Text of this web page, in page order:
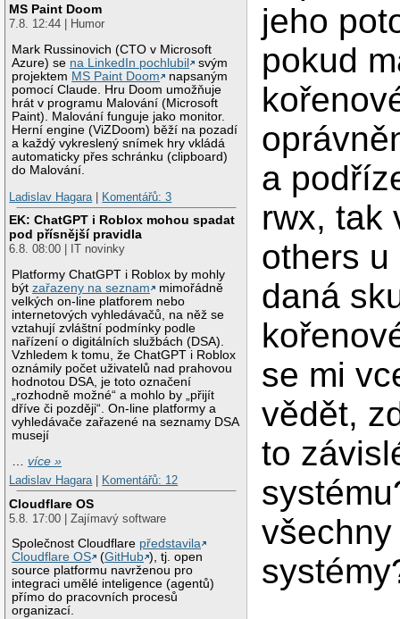
MS Paint Doom
7.8. 12:44 | Humor
Mark Russinovich (CTO v Microsoft
Azure) se na LinkedIn pochlubil
svým
projektem MS Paint Doom
napsaným
pomocí Claude. Hru Doom umožňuje
hrát v programu Malování (Microsoft
Paint). Malování funguje jako monitor.
Herní engine (ViZDoom) běží na pozadí
a každý vykreslený snímek hry vkládá
automaticky přes schránku (clipboard)
do Malování.
Ladislav Hagara | Komentářů: 3
EK: ChatGPT i Roblox mohou spadat
pod přísnější pravidla
6.8. 08:00 | IT novinky
Platformy ChatGPT i Roblox by mohly
býtzařazeny na seznam
mimořádně
velkých on-line platforem nebo
internetových vyhledávačů, na něž se
vztahují zvláštní podmínky podle
nařízení o digitálních službách (DSA).
Vzhledem k tomu, že ChatGPT i Roblox
oznámily počet uživatelů nad prahovou
hodnotou DSA, je toto označení
„rozhodně možné“ a mohlo by „přijít
dříve či později“. On-line platformy a
vyhledávače zařazené na seznamy DSA
musejí
…více »
Ladislav Hagara| Komentářů: 12
Cloudflare OS
5.8. 17:00 | Zajímavý software
Společnost Cloudflare představila
Cloudflare OS
(GitHub ), tj. open
source platformu navrženou pro
integraci umělé inteligence (agentů)
přímo do pracovních procesů
organizací.
jeho
pokud
a
rwx, tak
others
daná
se mi
vědět,
to